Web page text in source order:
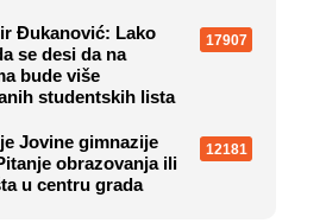
Đukanović: Lako
se desi da na
bude više
studentskih lista
17907
Jovine gimnazije
obrazovanja ili
u centru grada
12181